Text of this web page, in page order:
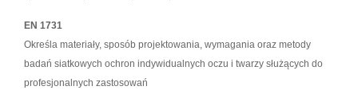
EN 1731
Określa materiały, sposób projektowania, wymagania oraz metody
badań siatkowych ochron indywidualnych oczu i twarzy służących do
profesjonalnych zastosowań